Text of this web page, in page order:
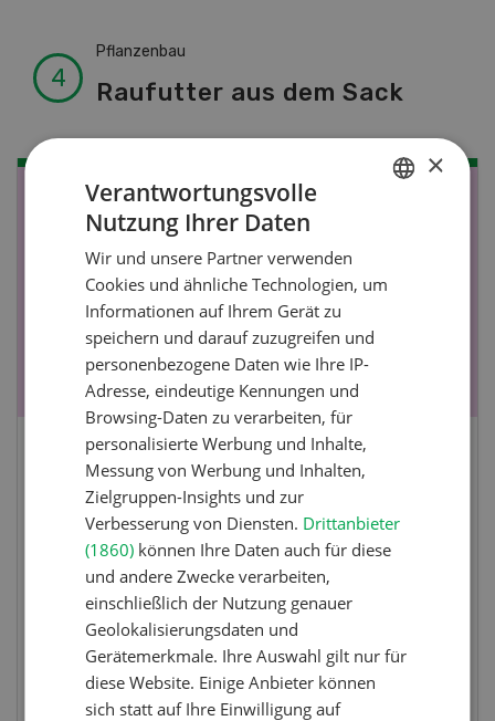
Pflanzenbau
Raufutter aus dem Sack
NOV
19 -
JAN
28
Fachkurs Aquakultur
Sind Sie in der Fischzucht tätig oder
interessieren Sie sich für das Thema? In
diesem Fall ist unser FBA-Weiterbildungskurs
die perfekte Wahl für Sie. Der Abschluss lässt
sich mit einem Praktikum zum fachbezogenen,
berufsunabhängigen Ausweis erweitern.
×
Verantwortungsvolle
Nutzung Ihrer Daten
Wir und unsere Partner verwenden
Cookies und ähnliche Technologien, um
Informationen auf Ihrem Gerät zu
speichern und darauf zuzugreifen und
personenbezogene Daten wie Ihre IP-
Adresse, eindeutige Kennungen und
Browsing-Daten zu verarbeiten, für
personalisierte Werbung und Inhalte,
Messung von Werbung und Inhalten,
Zielgruppen-Insights und zur
Verbesserung von Diensten. Drittanbieter
(1860) können Ihre Daten auch für diese
und andere Zwecke verarbeiten,
einschließlich der Nutzung genauer
Geolokalisierungsdaten und
Gerätemerkmale. Ihre Auswahl gilt nur für
diese Website. Einige Anbieter können
sich statt auf Ihre Einwilligung auf